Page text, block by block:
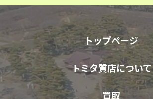
トップページ
トミタ質店について
買取